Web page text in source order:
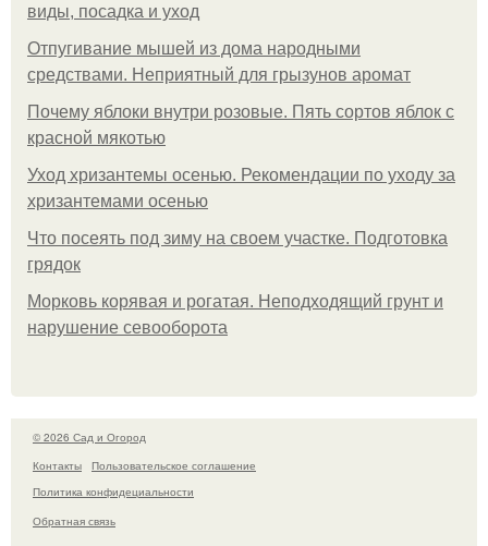
виды, посадка и уход
Отпугивание мышей из дома народными
средствами. Неприятный для грызунов аромат
Почему яблоки внутри розовые. Пять сортов яблок с
красной мякотью
Уход хризантемы осенью. Рекомендации по уходу за
хризантемами осенью
Что посеять под зиму на своем участке. Подготовка
грядок
Морковь корявая и рогатая. Неподходящий грунт и
нарушение севооборота
© 2026 Сад и Огород
Контакты
Пользовательское соглашение
Политика конфидециальности
Обратная связь